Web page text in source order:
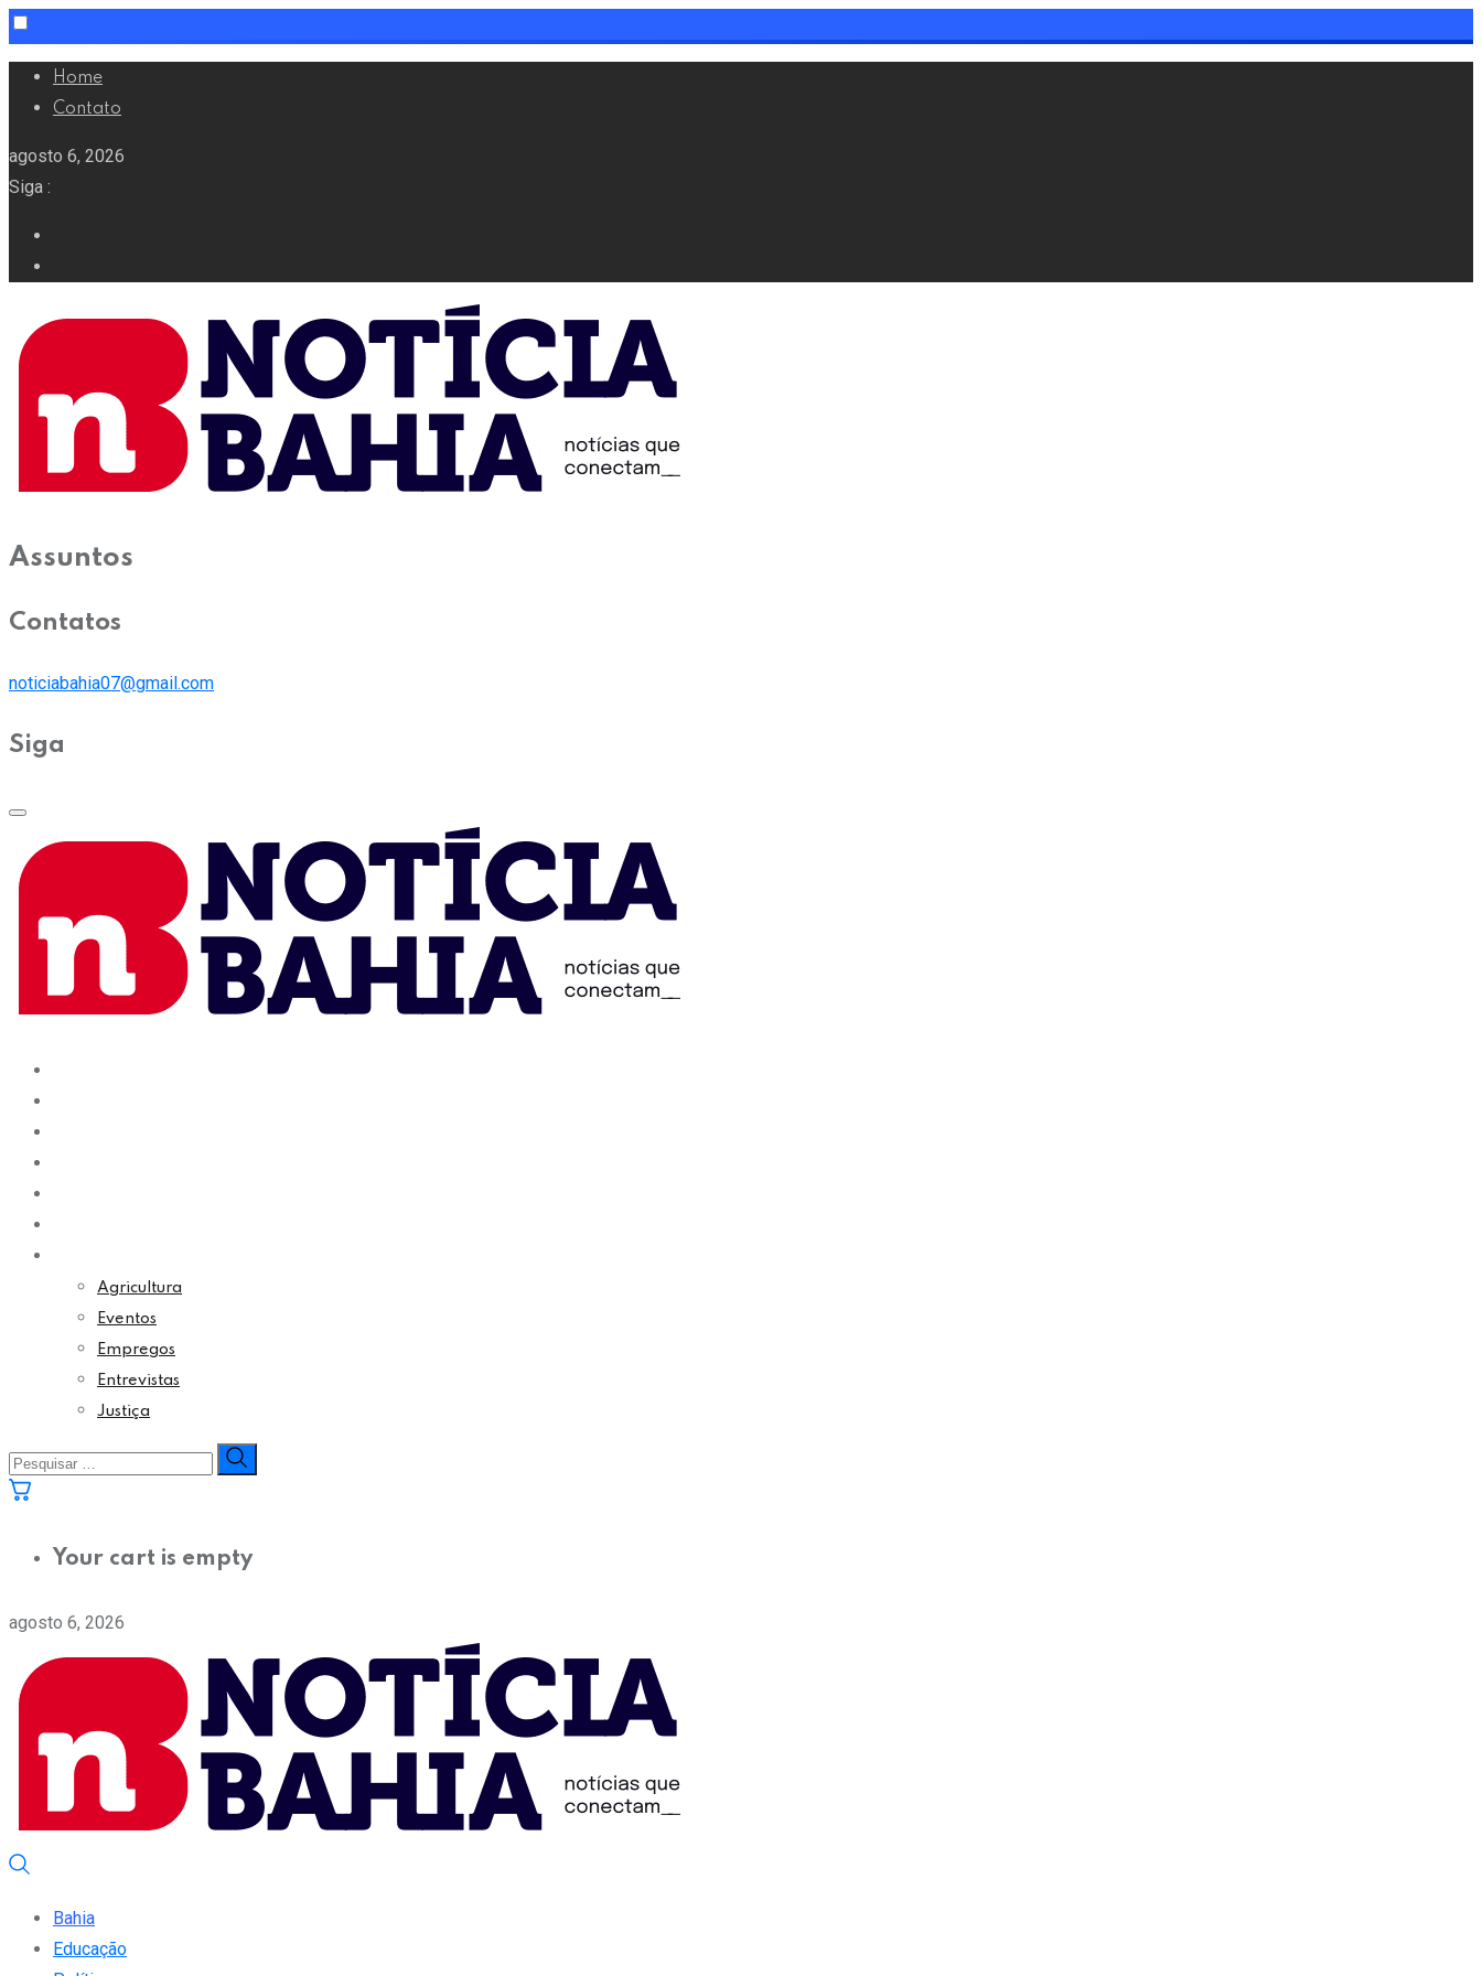
Skip
Home
Contato
agosto 6, 2026
Siga :
Assuntos
Contatos
noticiabahia07@gmail.com
Siga
Agricultura
Eventos
Empregos
Entrevistas
Justiça
Your cart is empty
agosto 6, 2026
Bahia
Educação